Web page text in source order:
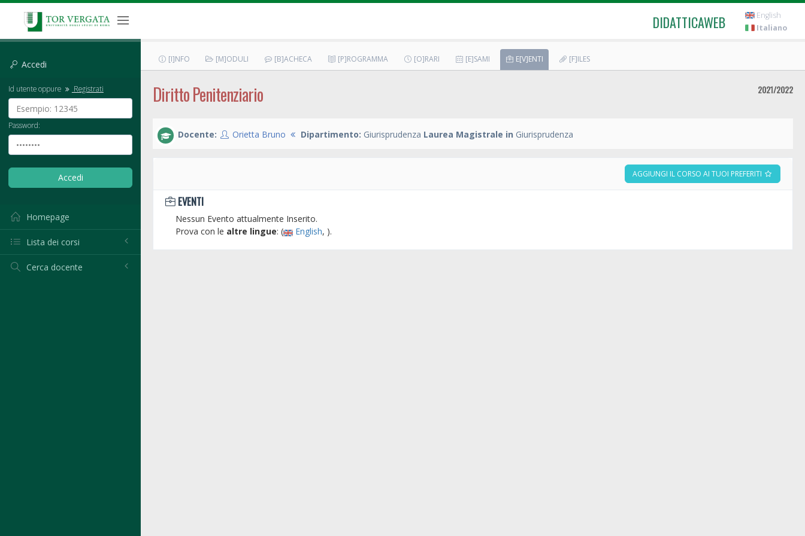
DIDATTICAWEB
English
Italiano
Accedi
Id utente oppure Registrati
Password:
Homepage
Lista dei corsi
Cerca docente
[I]NFO [M]ODULI [B]ACHECA [P]ROGRAMMA [O]RARI [E]SAMI E[V]ENTI [F]ILES
Diritto Penitenziario 2021/2022
Docente: Orietta Bruno Dipartimento: Giurisprudenza Laurea Magistrale in Giurisprudenza
AGGIUNGI IL CORSO AI TUOI PREFERITI
EVENTI
Nessun Evento attualmente Inserito.
Prova con le altre lingue: ( English, ).